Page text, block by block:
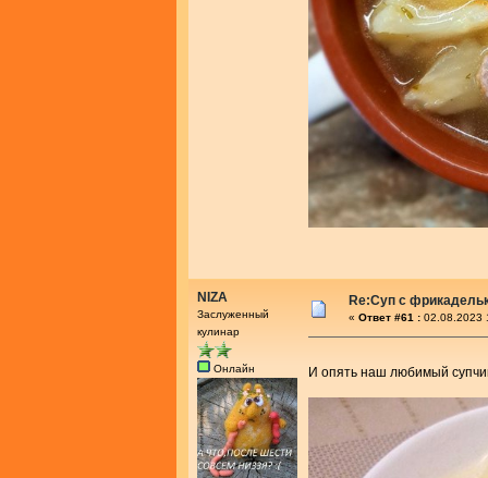
NIZA
Заслуженный
кулинар
Онлайн
Re:Суп с
« Ответ #61 : 02.08.2023
И опять наш любимый